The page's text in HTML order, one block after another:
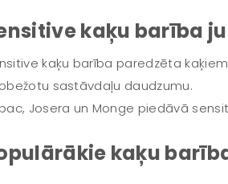
kaķu barība
kaķu barība paredzēta
sastāvdaļu daudzumu.
Josera un Monge piedāvā
kaķu